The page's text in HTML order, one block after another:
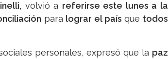
volvió a referirse este lunes a la
para lograr el país que todos
personales, expresó que la paz